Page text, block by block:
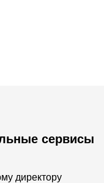
сервисы
директору